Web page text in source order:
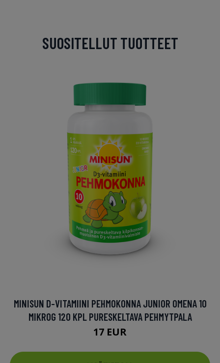
SUOSITELLUT TUOTTEET
MINISUN D-VITAMIINI PEHMOKONNA JUNIOR OMENA 10
MIKROG 120 KPL PURESKELTAVA PEHMYTPALA
17 EUR